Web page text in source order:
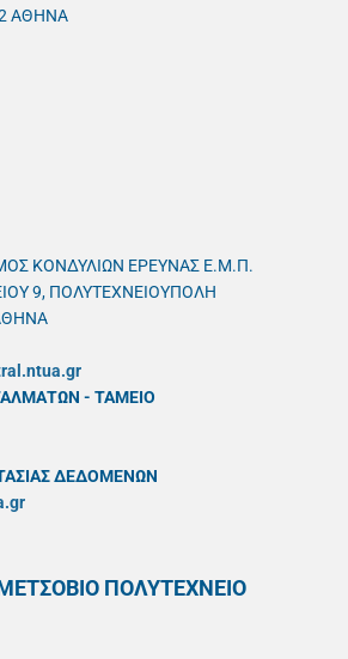
ΑΘΗΝΑ
ΚΟΝΔΥΛΙΩΝ ΕΡΕΥΝΑΣ Ε.Μ.Π.
9, ΠΟΛΥΤΕΧΝΕΙΟΥΠΟΛΗ
- ΤΑΜΕΙΟ
ΔΕΔΟΜΕΝΩΝ
ΠΟΛΥΤΕΧΝΕΙΟ